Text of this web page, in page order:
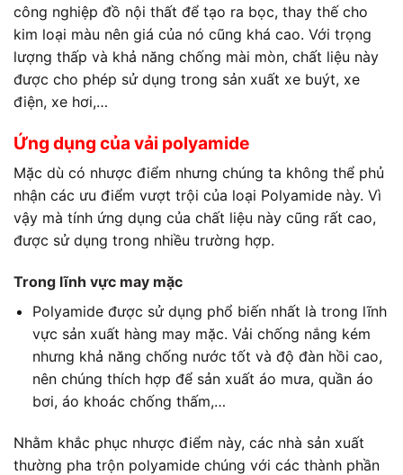
công nghiệp đồ nội thất để tạo ra bọc, thay thế cho
kim loại màu nên giá của nó cũng khá cao. Với trọng
lượng thấp và khả năng chống mài mòn, chất liệu này
được cho phép sử dụng trong sản xuất xe buýt, xe
điện, xe hơi,…
Ứng dụng của vải polyamide
Mặc dù có nhược điểm nhưng chúng ta không thể phủ
nhận các ưu điểm vượt trội của loại Polyamide này. Vì
vậy mà tính ứng dụng của chất liệu này cũng rất cao,
được sử dụng trong nhiều trường hợp.
Trong lĩnh vực may mặc
Polyamide được sử dụng phổ biến nhất là trong lĩnh
vực sản xuất hàng may mặc. Vải chống nắng kém
nhưng khả năng chống nước tốt và độ đàn hồi cao,
nên chúng thích hợp để sản xuất áo mưa, quần áo
bơi, áo khoác chống thấm,…
Nhằm khắc phục nhược điểm này, các nhà sản xuất
thường pha trộn polyamide chúng với các thành phần